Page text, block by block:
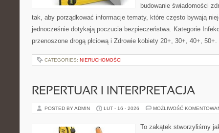
budowanie świadomości
tak, aby porządkować informacje tematy, które często bywają
jednocześnie dotykają poczucia bezpieczeństwa. Kategorie
przenoszone drogą płciową i Zdrowie kobiety 20+, 30+, 40+,
CATEGORIES: NIERUCHOMOŚCI
REPERTUAR I INTERPRETACJA
POSTED BY ADMIN LUT - 16 - 2026 MOŻLIWOŚĆ
To zakątek stworzyliśmy